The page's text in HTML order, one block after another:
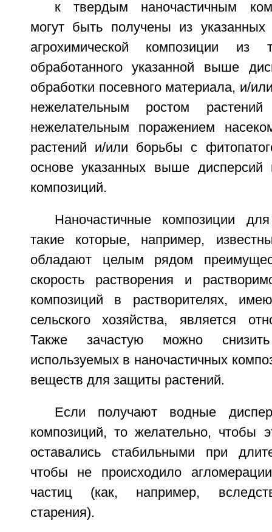
к твердым наночастичным
могут быть получены из
агрохимической композиции из
обработанного указанной выше
обработки посевного материала, и/
нежелательным ростом
нежелательным поражением
растений и/или борьбы с
основе указанных выше дисперсий
композиций.
Наночастичные композиции
такие которые, например,
обладают целым рядом
скорость растворения и
композиций в растворителях,
сельского хозяйства, является
Также зачастую можно
используемых в наночастичных
веществ для защиты растений.
Если получают водные
композиций, то желательно, чтобы
оставались стабильными при
чтобы не происходило
частиц (как, например,
старения).